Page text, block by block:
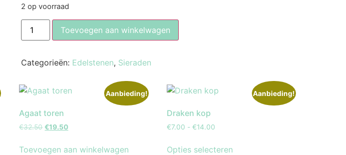
2 op voorraad
Toevoegen aan winkelwagen
Categorieën: Edelstenen, Sieraden
Aanbieding!
Agaat toren
€32.50 €19.50
Toevoegen aan winkelwagen
Aanbieding!
Draken kop
€7.00 - €14.00
Opties selecteren